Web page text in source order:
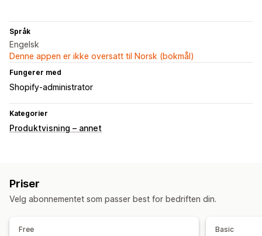
Språk
Engelsk
Denne appen er ikke oversatt til Norsk (bokmål)
Fungerer med
Shopify-administrator
Kategorier
Produktvisning – annet
Priser
Velg abonnementet som passer best for bedriften din.
Free Basic